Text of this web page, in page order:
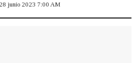
junio 2023 7:00 AM